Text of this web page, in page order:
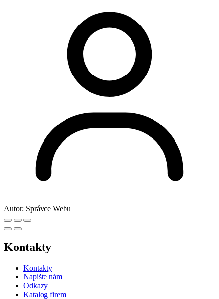
Autor: Správce Webu
Kontakty
Kontakty
Napište nám
Odkazy
Katalog firem